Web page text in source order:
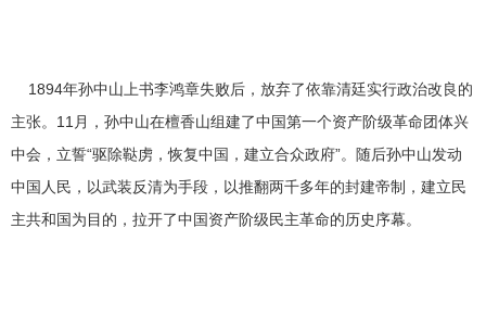
1894年孙中山上书李鸿章失败后，放弃了依靠清廷实行政治改良的
主张。11月，孙中山在檀香山组建了中国第一个资产阶级革命团体兴
中会，立誓“驱除鞑虏，恢复中国，建立合众政府”。随后孙中山发动
中国人民，以武装反清为手段，以推翻两千多年的封建帝制，建立民
主共和国为目的，拉开了中国资产阶级民主革命的历史序幕。